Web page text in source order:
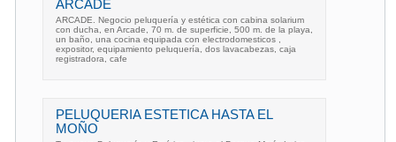
ARCADE
ARCADE. Negocio peluquería y estética con cabina solarium
con ducha, en Arcade, 70 m. de superficie, 500 m. de la playa,
un baño, una cocina equipada con electrodomesticos ,
expositor, equipamiento peluquería, dos lavacabezas, caja
registradora, cafe
PELUQUERIA ESTETICA HASTA EL
MOÑO